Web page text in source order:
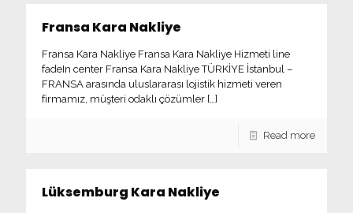
Fransa Kara Nakliye
Fransa Kara Nakliye Fransa Kara Nakliye Hizmeti line
fadeIn center Fransa Kara Nakliye TÜRKİYE İstanbul –
FRANSA arasında uluslararası lojistik hizmeti veren
firmamız, müşteri odaklı çözümler […]
Read more
Lüksemburg Kara Nakliye